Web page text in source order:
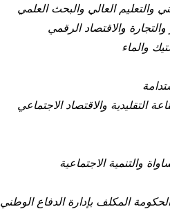
والتعليم العالي والبحث العلمي
والاقتصاد الرقمي
والماء
التقليدية والاقتصاد الاجتماعي
والتنمية الاجتماعية
المكلف بإدارة الدفاع الوطني